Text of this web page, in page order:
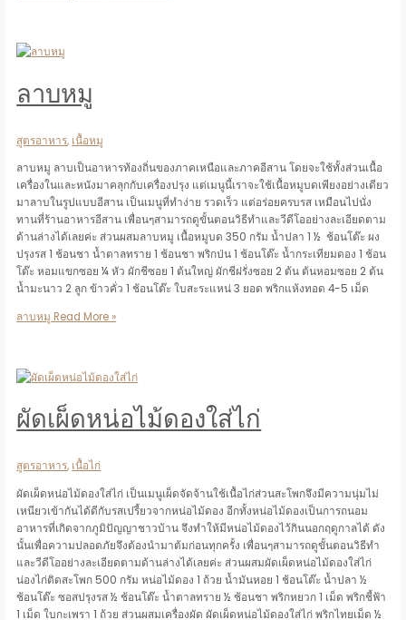
ลาบหมู
สูตรอาหาร, เนื้อหมู
ลาบหมู ลาบเป็นอาหารท้องถิ่นของภาคเหนือและภาคอีสาน โดยจะใช้ทั้งส่วนเนื้อ
เครื่องในและหนังมาคลุกกับเครื่องปรุง แต่เมนูนี้เราจะใช้เนื้อหมูบดเพียงอย่างเดียว
มาลาบในรูปแบบอีสาน เป็นเมนูที่ทำง่าย รวดเร็ว แต่อร่อยครบรส เหมือนไปนั่ง
ทานที่ร้านอาหารอีสาน เพื่อนๆสามารถดูขั้นตอนวิธีทำและวีดีโออย่างละเอียดตาม
ด้านล่างได้เลยค่ะ ส่วนผสมลาบหมู เนื้อหมูบด 350 กรัม น้ำปลา 1 ½ ช้อนโต๊ะ ผง
ปรุงรส 1 ช้อนชา น้ำตาลทราย 1 ช้อนชา พริกป่น 1 ช้อนโต๊ะ น้ำกระเทียมดอง 1 ช้อน
โต๊ะ หอมแขกซอย ¼ หัว ผักชีซอย 1 ต้นใหญ่ ผักชีฝรั่งซอย 2 ต้น ต้นหอมซอย 2 ต้น
น้ำมะนาว 2 ลูก ข้าวคั่ว 1 ช้อนโต๊ะ ใบสะระแหน่ 3 ยอด พริกแห้งทอด 4-5 เม็ด
ลาบหมู Read More »
ผัดเผ็ดหน่อไม้ดองใส่ไก่
สูตรอาหาร, เนื้อไก่
ผัดเผ็ดหน่อไม้ดองใส่ไก่ เป็นเมนูเผ็ดจัดจ้านใช้เนื้อไก่ส่วนสะโพกจึงมีความนุ่มไม่
เหนียวเข้ากันได้ดีกับรสเปรี้ยวจากหน่อไม้ดอง อีกทั้งหน่อไม้ดองเป็นการถนอม
อาหารที่เกิดจากภูมิปัญญาชาวบ้าน จึงทำให้มีหน่อไม้ดองไว้กินนอกฤดูกาลได้ ดัง
นั้นเพื่อความปลอดภัยจึงต้องนำมาต้มก่อนทุกครั้ง เพื่อนๆสามารถดูขั้นตอนวิธีทำ
และวีดีโออย่างละเอียดตามด้านล่างได้เลยค่ะ ส่วนผสมผัดเผ็ดหน่อไม้ดองใส่ไก่
น่องไก่ติดสะโพก 500 กรัม หน่อไม้ดอง 1 ถ้วย น้ำมันหอย 1 ช้อนโต๊ะ น้ำปลา ½
ช้อนโต๊ะ ซอสปรุงรส ½ ช้อนโต๊ะ น้ำตาลทราย ½ ช้อนชา พริกหยวก 1 เม็ด พริกชี้ฟ้า
1 เม็ด ใบกะเพรา 1 ถ้วย ส่วนผสมเครื่องผัด ผัดเผ็ดหน่อไม้ดองใส่ไก่ พริกไทยเม็ด ½